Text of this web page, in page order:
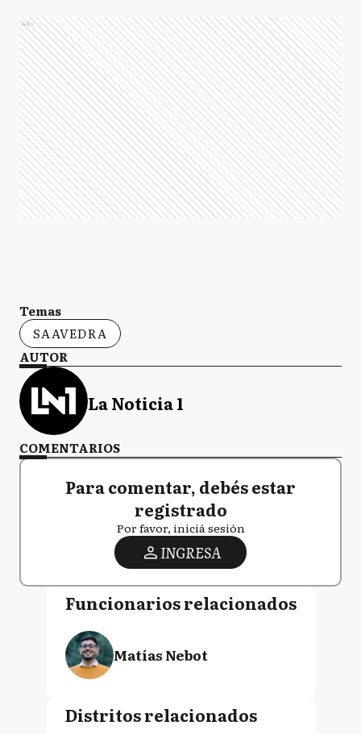
Ads
Temas
SAAVEDRA
AUTOR
La Noticia 1
COMENTARIOS
Para comentar, debés estar
registrado
Por favor, iniciá sesión
INGRESA
Funcionarios relacionados
Matías Nebot
Distritos relacionados